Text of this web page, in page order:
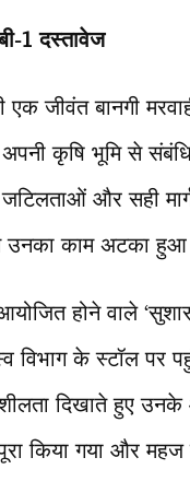
1 दस्तावेज
जीवंत बानगी
अपनी कृषि भूमि से
और सही
काम अटका हुआ
होने वाले
विभाग के स्टॉल पर
दिखाते हुए
किया गया और महज